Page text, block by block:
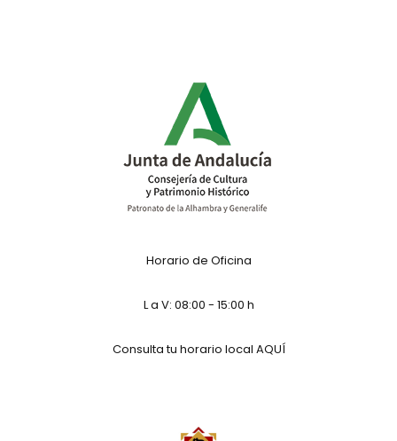
Horario de Oficina
L a V: 08:00 - 15:00 h
Consulta tu horario local AQUÍ